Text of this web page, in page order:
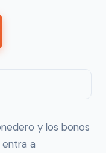
y los bonos
entra a